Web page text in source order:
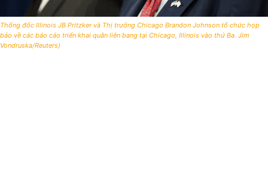
Thống đốc Illinois JB Pritzker và Thị trưởng Chicago Brandon Johnson tổ chức họp
báo về các báo cáo triển khai quân liên bang tại Chicago, Illinois vào thứ Ba. Jim
Vondruska/Reuters)